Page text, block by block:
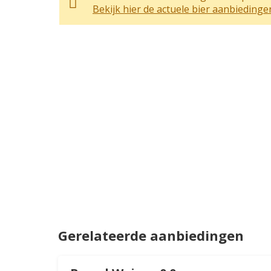
Bekijk hier de actuele bier
Gerelateerde aanbiedingen